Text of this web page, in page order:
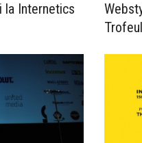
la Internetics